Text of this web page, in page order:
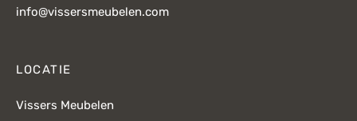
info@vissersmeubelen.com
LOCATIE
Vissers Meubelen